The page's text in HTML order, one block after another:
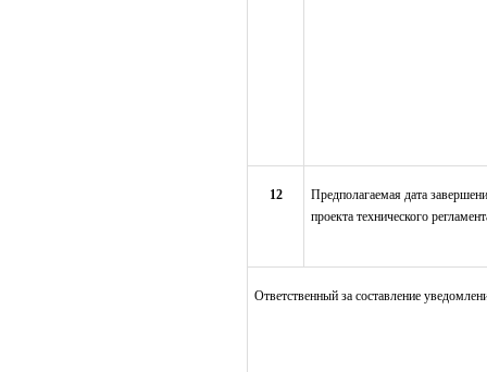
12
Предполагаемая дата
проекта технического
Ответственный за составление